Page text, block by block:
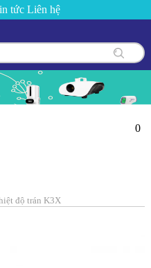
tức Liên hệ
0
độ trán K3X